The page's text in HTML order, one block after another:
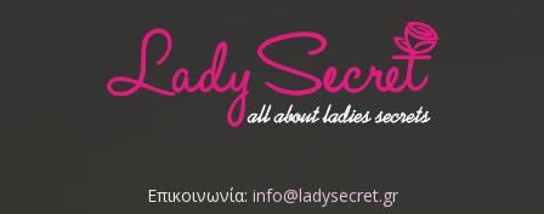
Επικοινωνία: info@ladysecret.gr